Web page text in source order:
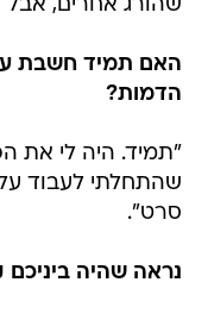
שהורג אחרים, אבל
האם תמיד חשבת
הדמות?
"תמיד. היה לי את
שהתחלתי לעבוד
סרט".
נראה שהיה